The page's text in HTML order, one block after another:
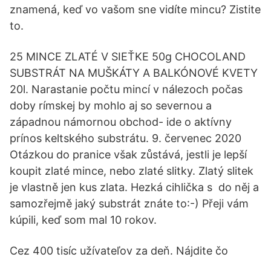
znamená, keď vo vašom sne vidíte mincu? Zistite
to.
25 MINCE ZLATÉ V SIEŤKE 50g CHOCOLAND
SUBSTRÁT NA MUŠKÁTY A BALKÓNOVÉ KVETY
20l. Narastanie počtu mincí v nálezoch počas
doby rímskej by mohlo aj so severnou a
západnou námornou obchod- ide o aktívny
prínos keltského substrátu. 9. červenec 2020
Otázkou do pranice však zůstává, jestli je lepší
koupit zlaté mince, nebo zlaté slitky. Zlatý slitek
je vlastně jen kus zlata. Hezká cihlička s do něj a
samozřejmě jaký substrát znáte to:-) Přeji vám
kúpili, keď som mal 10 rokov.
Cez 400 tisíc užívateľov za deň. Nájdite čo